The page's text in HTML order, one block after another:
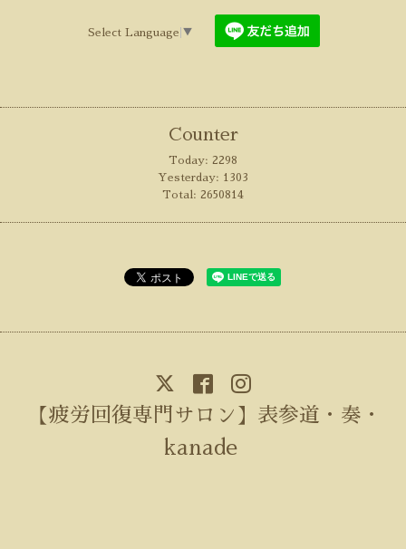
Select Language ▼
Counter
Today: 2298
Yesterday: 1303
Total: 2650814
【疲労回復専門サロン】表参道・奏・
kanade